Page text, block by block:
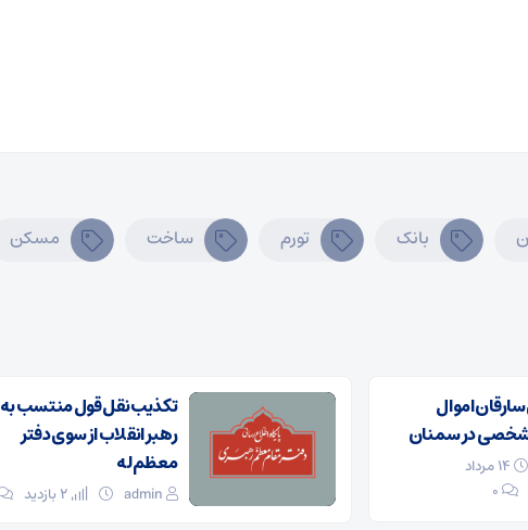
بانک تورم ساخت مسکن
اموال
در سمنان
۰
تکذیب نقل قول منتسب به
رهبر انقلاب از سوی دفتر
معظم‌له
admin 2 بازدید